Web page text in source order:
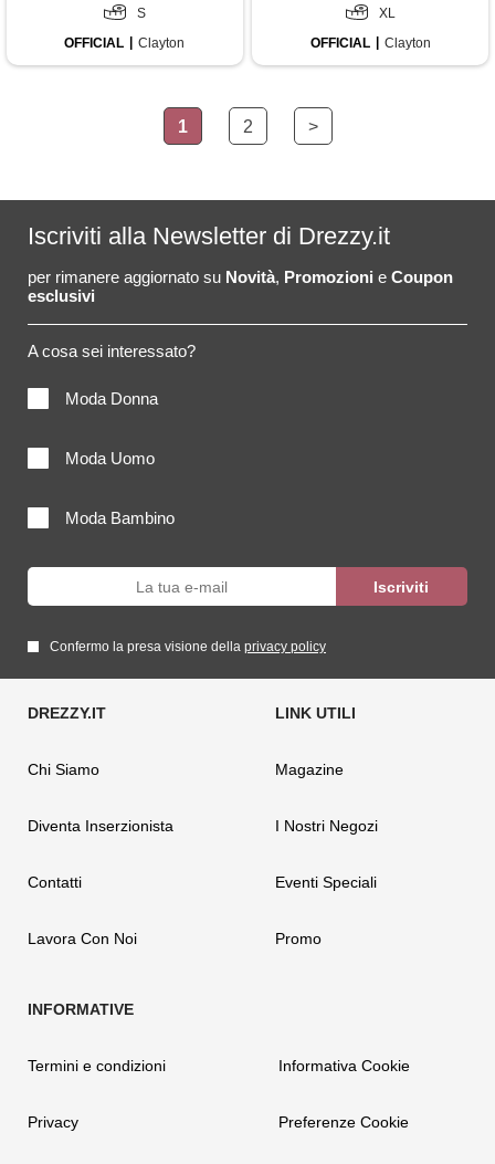
S
OFFICIAL
Clayton
XL
OFFICIAL
Clayton
1 2 >
Iscriviti alla Newsletter di Drezzy.it
per rimanere aggiornato su Novità, Promozioni e Coupon
esclusivi
A cosa sei interessato?
Moda Donna
Moda Uomo
Moda Bambino
Confermo la presa visione della privacy policy
Chi Siamo
Diventa Inserzionista
Contatti
Lavora Con Noi
Magazine
I Nostri Negozi
Eventi Speciali
Promo
Termini e condizioni
Privacy
Informativa Cookie
Preferenze Cookie